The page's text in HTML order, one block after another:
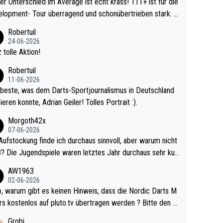
Tour überragend und schonübertrieben stark. U
Da gewinnst keinen Blumentopf - ist ja n
eines Kreisligisten vs einem Bu
Robertuil
24-06-2026
tolle Aktion!
Robertuil
11-06-2026
was dem Darts-Sportjournalismus in Deutschland
konnte, Adrian Geiler! Tolles Portrait :).
Morgoth42x
07-06-2026
finde ich durchaus sinnvoll, aber warum nicht
sehr kur
Somit ändert die automatische Qualifikation des Weltm
nichts. Ich denke sie wollen damit für nächste
AW1963
02-06-2026
M
kostenlos auf pluto.tv übertragen werden ? Bitte den A